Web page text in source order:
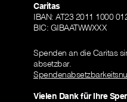
Caritas
IBAN: AT23 2011 1000
BIC: GIBAATWWXXX
Spenden an die Caritas
absetzbar.
Vielen Dank für Ihre